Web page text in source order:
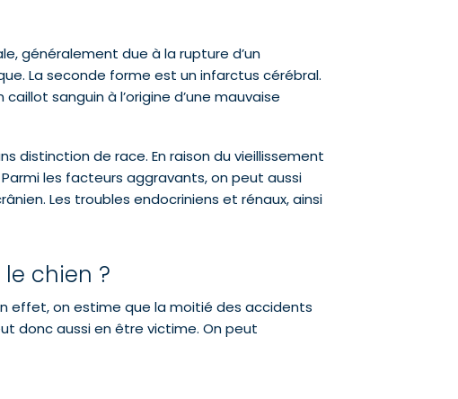
généralement due à la rupture d’un
La seconde forme est un infarctus cérébral.
sanguin à l’origine d’une mauvaise
distinction de race. En raison du vieillissement
les facteurs aggravants, on peut aussi
Les troubles endocriniens et rénaux, ainsi
chien ?
effet, on estime que la moitié des accidents
donc aussi en être victime. On peut